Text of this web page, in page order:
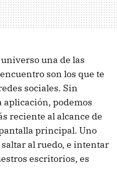
una de las
son los que te
sociales. Sin
aplicación, podemos
reciente al alcance de
principal. Uno
al ruedo, e intentar
escritorios, es